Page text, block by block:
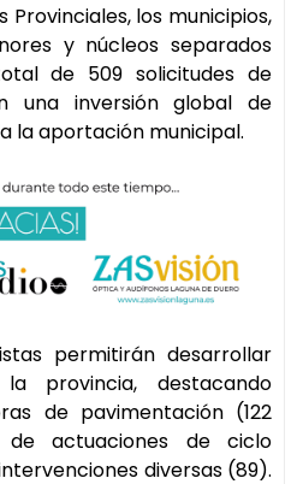
Provinciales, los municipios,
y núcleos separados
de 509 solicitudes de
una inversión global de
la aportación municipal.
permitirán desarrollar
provincia, destacando
de pavimentación (122
de actuaciones de ciclo
diversas (89).